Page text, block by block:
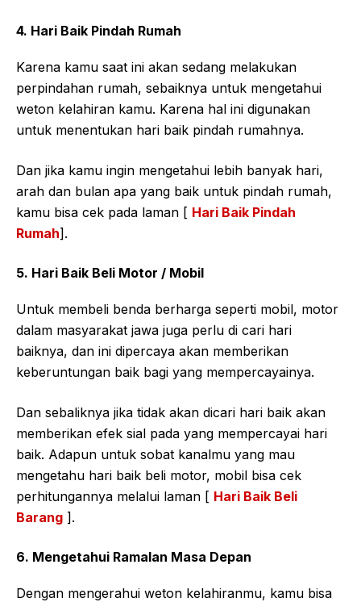
4. Hari Baik Pindah Rumah
Karena kamu saat ini akan sedang melakukan
perpindahan rumah, sebaiknya untuk mengetahui
weton kelahiran kamu. Karena hal ini digunakan
untuk menentukan hari baik pindah rumahnya.
Dan jika kamu ingin mengetahui lebih banyak hari,
arah dan bulan apa yang baik untuk pindah rumah,
kamu bisa cek pada laman [ Hari Baik Pindah
Rumah].
5. Hari Baik Beli Motor / Mobil
Untuk membeli benda berharga seperti mobil, motor
dalam masyarakat jawa juga perlu di cari hari
baiknya, dan ini dipercaya akan memberikan
keberuntungan baik bagi yang mempercayainya.
Dan sebaliknya jika tidak akan dicari hari baik akan
memberikan efek sial pada yang mempercayai hari
baik. Adapun untuk sobat kanalmu yang mau
mengetahu hari baik beli motor, mobil bisa cek
perhitungannya melalui laman [ Hari Baik Beli
Barang ].
6. Mengetahui Ramalan Masa Depan
Dengan mengerahui weton kelahiranmu, kamu bisa